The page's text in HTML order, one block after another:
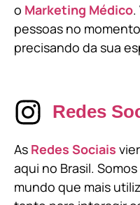
o Marketing Médico.
pessoas no
precisando da sua
Redes
As Redes Sociais
aqui no Brasil.
mundo que mais